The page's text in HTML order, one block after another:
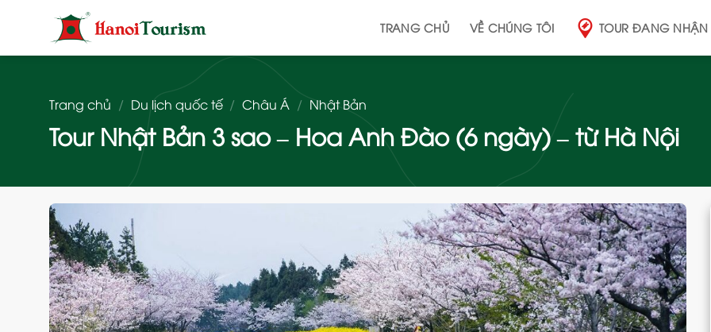
dung
TRANG CHỦ VỀ CHÚNG TÔI TOUR ĐANG
Trang chủ / Du lịch quốc tế / Châu Á / Nhật Bản
Tour Nhật Bản 3 sao – Hoa Anh Đào (6 ngày) – từ Hà Nội
Add
to
wishlist